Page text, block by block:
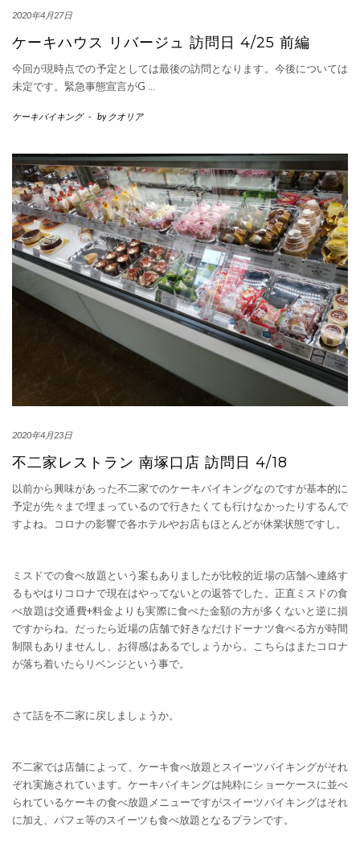
2020年4月27日
ケーキハウス リバージュ 訪問日 4/25 前編
今回が現時点での予定としては最後の訪問となります。今後については
未定です。緊急事態宣言がG …
ケーキバイキング - by クオリア
2020年4月23日
不二家レストラン 南塚口店 訪問日 4/18
以前から興味があった不二家でのケーキバイキングなのですが基本的に
予定が先々まで埋まっているので行きたくても行けなかったりするんで
すよね。コロナの影響で各ホテルやお店もほとんどが休業状態ですし。
ミスドでの食べ放題という案もありましたが比較的近場の店舗へ連絡す
るもやはりコロナで現在はやってないとの返答でした。正直ミスドの食
べ放題は交通費+料金よりも実際に食べた金額の方が多くないと逆に損
ですからね。だったら近場の店舗で好きなだけドーナツ食べる方が時間
制限もありませんし、お得感はあるでしょうから。こちらはまたコロナ
が落ち着いたらリベンジという事で。
さて話を不二家に戻しましょうか。
不二家では店舗によって、ケーキ食べ放題とスイーツバイキングがそれ
ぞれ実施されています。ケーキバイキングは純粋にショーケースに並べ
られているケーキの食べ放題メニューですがスイーツバイキングはそれ
に加え、パフェ等のスイーツも食べ放題となるプランです。